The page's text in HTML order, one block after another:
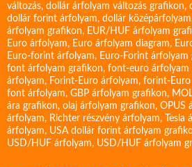
változás, dollár árfolyam változás grafikon,
dollár forint árfolyam, dollár középárfolyam
árfolyam grafikon, EUR/HUF árfolyam
Euro árfolyam, Euro árfolyam diagram,
Euro-forint árfolyam, Euro-Forint árfolyam
font árfolyam grafikon, font-euro árfolyam
árfolyam, Forint-Euro árfolyam, forint-Euro
font árfolyam, GBP árfolyam grafikon,
ára grafikon, olaj árfolyam grafikon, OPUS
árfolyam, Richter részvény árfolyam, Tesla
árfolyam, USA dollár forint árfolyam
USD/HUF árfolyam, USD/HUF árfolyam